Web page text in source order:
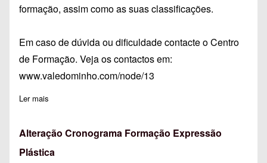
formação, assim como as suas classificações.
Em caso de dúvida ou dificuldade contacte o Centro
de Formação. Veja os contactos em:
www.valedominho.com/node/13
Ler mais
Alteração Cronograma Formação Expressão
Plástica